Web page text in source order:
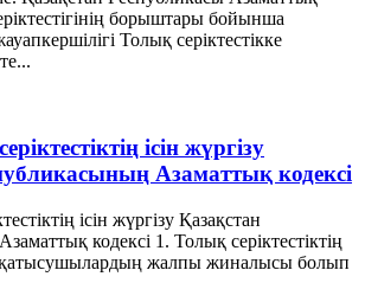
борыштары бойынша
Толық серіктестікке
iсiн жүргiзу
Азаматтық кодексi
iсiн жүргiзу Қазақстан
кодексi 1. Толық серiктестiктiң
жалпы жиналысы болып